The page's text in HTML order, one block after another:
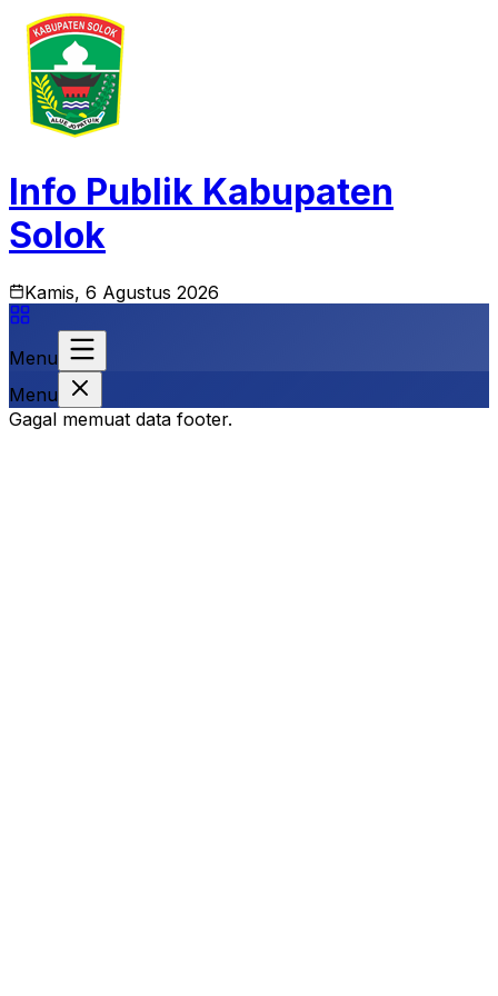
Info Publik Kabupaten
Solok
Kamis, 6 Agustus 2026
Menu
Menu
Gagal memuat data footer.